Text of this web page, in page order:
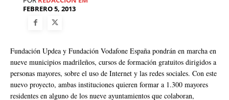
FEBRERO 5, 2013
Fundación Updea y Fundación Vodafone España pondrán en marcha en
nueve municipios madrileños, cursos de formación gratuitos dirigidos a
personas mayores, sobre el uso de Internet y las redes sociales. Con este
nuevo proyecto, ambas instituciones quieren formar a 1.300 mayores
residentes en alguno de los nueve ayuntamientos que colaboran,